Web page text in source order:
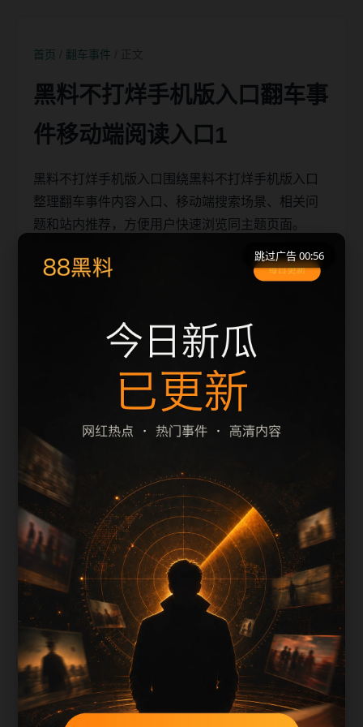
首页 翻车事件
黑料不打烊手机版入口翻车事
件移动端阅读入口1
黑料不打烊手机版入口围绕黑料不打烊手机版入口
整理翻车事件内容入口、移动端搜索场景、相关问
题和站内推荐，方便用户快速浏览同主题页面。
黑料不打烊手机版入口相关页面通常需要先判断标
题、摘要和栏目是否一致。本页围绕翻车事件整理
阅读入口，减少用户在手机端反复返回搜索结果的
页面保留清晰的栏目路径、站内推荐和 sitemap 入
口，方便继续浏览同主题内容。
内容归集说明
黑料不打烊手机版入口会按栏目持续补充新内容，
标题、description、正文摘要和图片说明保持同一主
题，避免无关词堆砌。
后续采集或 AI 生成内容时，每篇应不少于 650 字，
并配套主题图、alt/title 和同类推荐。
跳过广告 00:56